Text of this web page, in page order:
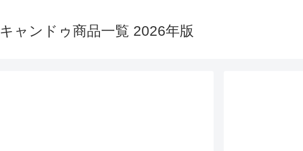
キャンドゥ商品一覧 2026年版